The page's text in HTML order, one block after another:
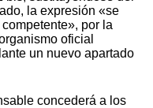
la expresión «se
por la
oficial
un nuevo apartado
concederá a los